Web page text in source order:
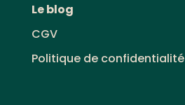
Le blog
CGV
Politique de confidentialité